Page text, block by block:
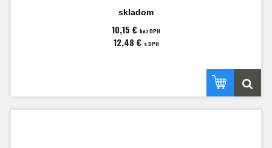
skladom
10,15 € bez DPH
12,48 € s DPH